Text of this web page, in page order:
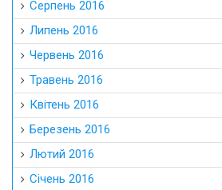
Серпень 2016
Липень 2016
Червень 2016
Травень 2016
Квітень 2016
Березень 2016
Лютий 2016
Січень 2016